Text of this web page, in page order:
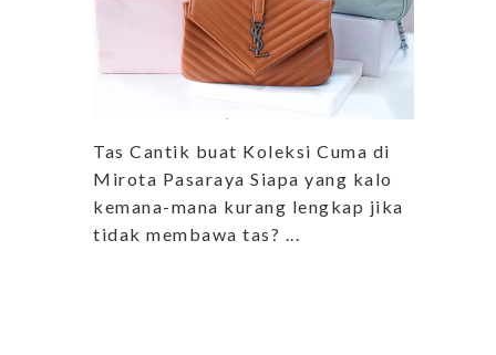
Tas Cantik buat Koleksi Cuma di
Mirota Pasaraya Siapa yang kalo
kemana-mana kurang lengkap jika
tidak membawa tas? ...